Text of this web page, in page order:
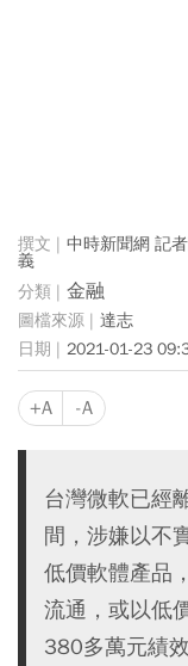
中時新聞網 記
義
金融
達志
2021-01-23
+A -A
台灣微軟已經
間，涉嫌以不
低價軟體產品
流通，或以低
380多萬元績